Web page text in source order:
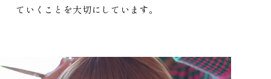
ていくことを大切にしています。